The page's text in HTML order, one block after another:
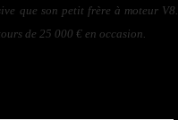
que son petit frère à moteur V8.
de 25 000 € en occasion.